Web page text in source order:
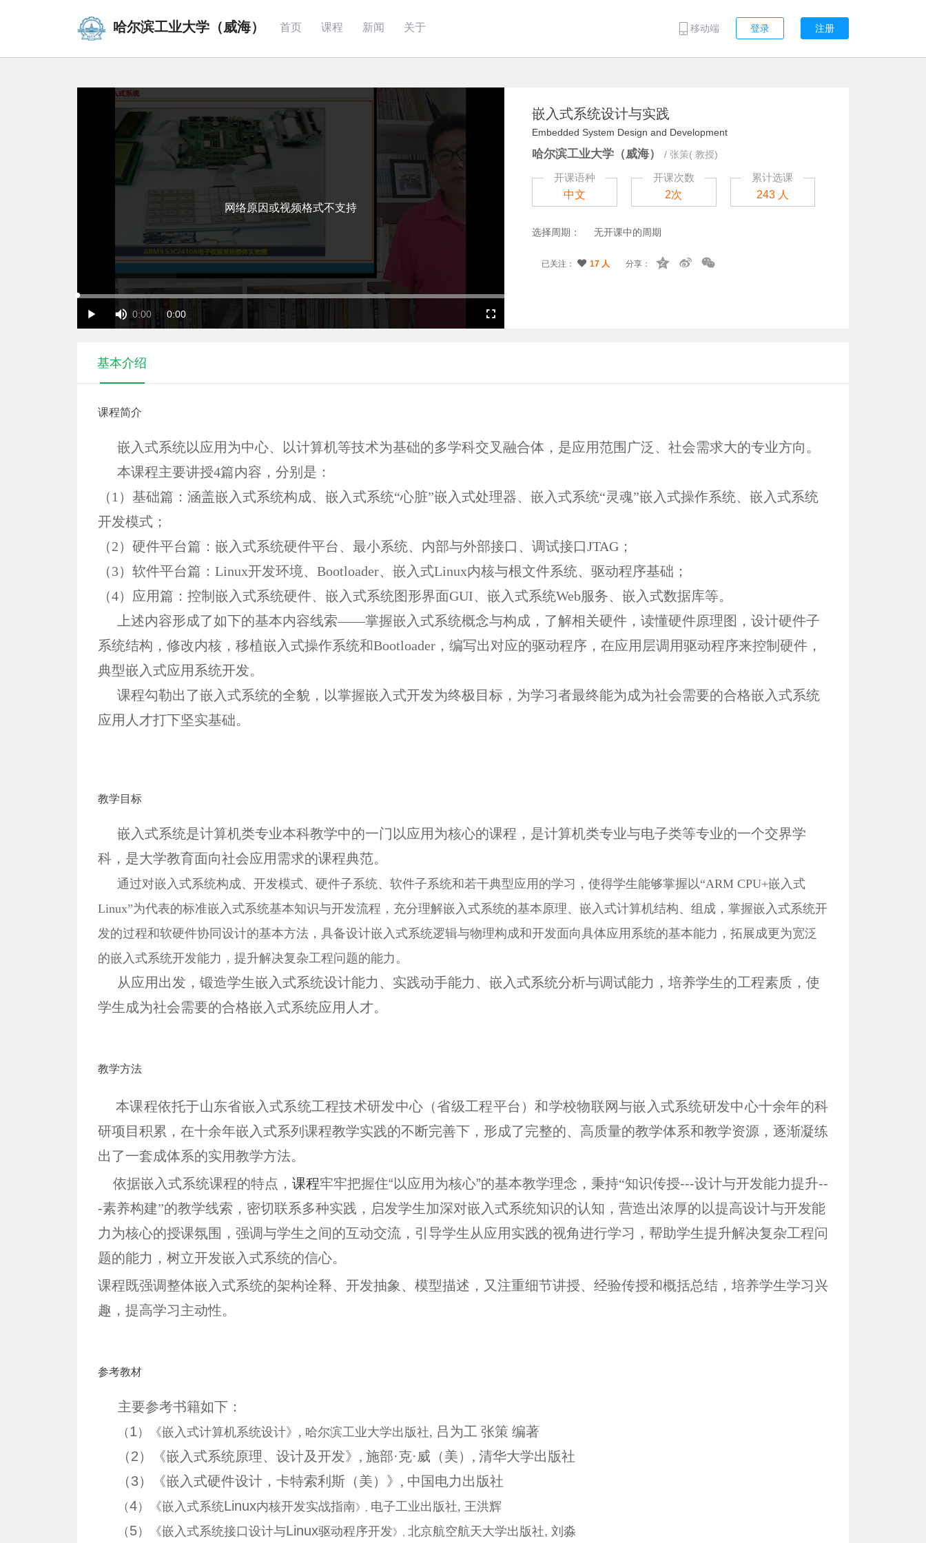
哈尔滨工业大学（威海） 首页 课程 新闻 关于 移动端 登录 注册
Loaded:
Progress:
Play
Duration
0:00 Current
0:00 Fullscreen
网络原因或视频格式不支持
嵌入式系统设计与实践
Embedded System Design and Development
哈尔滨工业大学（威海） / 张策( 教授)
开课语种
中文
开课次数
2次
累计选课
243 人
选择周期： 无开课中的周期
已关注： 17 人 分享：
基本介绍
课程简介
嵌入式系统以应用为中心、以计算机等技术为基础的多学科交叉融合体，是应用范围广泛、社会需求大的专业方向。
本课程主要讲授4篇内容，分别是：
（1）基础篇：涵盖嵌入式系统构成、嵌入式系统“心脏”嵌入式处理器、嵌入式系统“灵魂”嵌入式操作系统、嵌入式系统
开发模式；
（2）硬件平台篇：嵌入式系统硬件平台、最小系统、内部与外部接口、调试接口JTAG；
（3）软件平台篇：Linux开发环境、Bootloader、嵌入式Linux内核与根文件系统、驱动程序基础；
（4）应用篇：控制嵌入式系统硬件、嵌入式系统图形界面GUI、嵌入式系统Web服务、嵌入式数据库等。
上述内容形成了如下的基本内容线索——掌握嵌入式系统概念与构成，了解相关硬件，读懂硬件原理图，设计硬件子
系统结构，修改内核，移植嵌入式操作系统和Bootloader，编写出对应的驱动程序，在应用层调用驱动程序来控制硬件，
典型嵌入式应用系统开发。
课程勾勒出了嵌入式系统的全貌，以掌握嵌入式开发为终极目标，为学习者最终能为成为社会需要的合格嵌入式系统
应用人才打下坚实基础。
教学目标
嵌入式系统是计算机类专业本科教学中的一门以应用为核心的课程，是计算机类专业与电子类等专业的一个交界学
科，是大学教育面向社会应用需求的课程典范。
通过对嵌入式系统构成、开发模式、硬件子系统、软件子系统和若干典型应用的学习，使得学生能够掌握以“ARM CPU+嵌入式
Linux”为代表的标准嵌入式系统基本知识与开发流程，充分理解嵌入式系统的基本原理、嵌入式计算机结构、组成，掌握嵌入式系统开
发的过程和软硬件协同设计的基本方法，具备设计嵌入式系统逻辑与物理构成和开发面向具体应用系统的基本能力，拓展成更为宽泛
的嵌入式系统开发能力，提升解决复杂工程问题的能力。
从应用出发，锻造学生嵌入式系统设计能力、实践动手能力、嵌入式系统分析与调试能力，培养学生的工程素质，使
学生成为社会需要的合格嵌入式系统应用人才。
教学方法
本课程依托于山东省嵌入式系统工程技术研发中心（省级工程平台）和学校物联网与嵌入式系统研发中心十余年的科
研项目积累，在十余年嵌入式系列课程教学实践的不断完善下，形成了完整的、高质量的教学体系和教学资源，逐渐凝练
出了一套成体系的实用教学方法。
依据嵌入式系统课程的特点， 课程牢牢把握住“以应用为核心”的基本教学理念，秉持“知识传授---设计与开发能力提升--
-素养构建”的教学线索，密切联系多种实践，启发学生加深对嵌入式系统知识的认知，营造出浓厚的以提高设计与开发能
力为核心的授课氛围，强调与学生之间的互动交流，引导学生从应用实践的视角进行学习，帮助学生提升解决复杂工程问
题的能力，树立开发嵌入式系统的信心。
课程既强调整体嵌入式系统的架构诠释、开发抽象、模型描述，又注重细节讲授、经验传授和概括总结，培养学生学习兴
趣，提高学习主动性。
参考教材
主要参考书籍如下：
（ 1 ）《嵌入式计算机系统设计》, 哈尔滨工业大学出版社, 吕为工 张策 编著
（2）《嵌入式系统原理、设计及开发》, 施部·克·威（美）, 清华大学出版社
（3）《嵌入式硬件设计，卡特索利斯（美） 》, 中国电力出版社
（4）《嵌入式系统Linux内核开发实战指南》, 电子工业出版社, 王洪辉
（ 5）《嵌入式系统接口设计与Linux驱动程序开发》 北京航空航天大学出版社, 刘淼